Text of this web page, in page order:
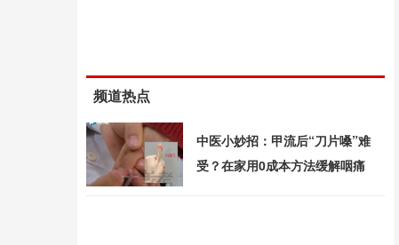
频道热点
中医小妙招：甲流后“刀片嗓”难
受？在家用0成本方法缓解咽痛